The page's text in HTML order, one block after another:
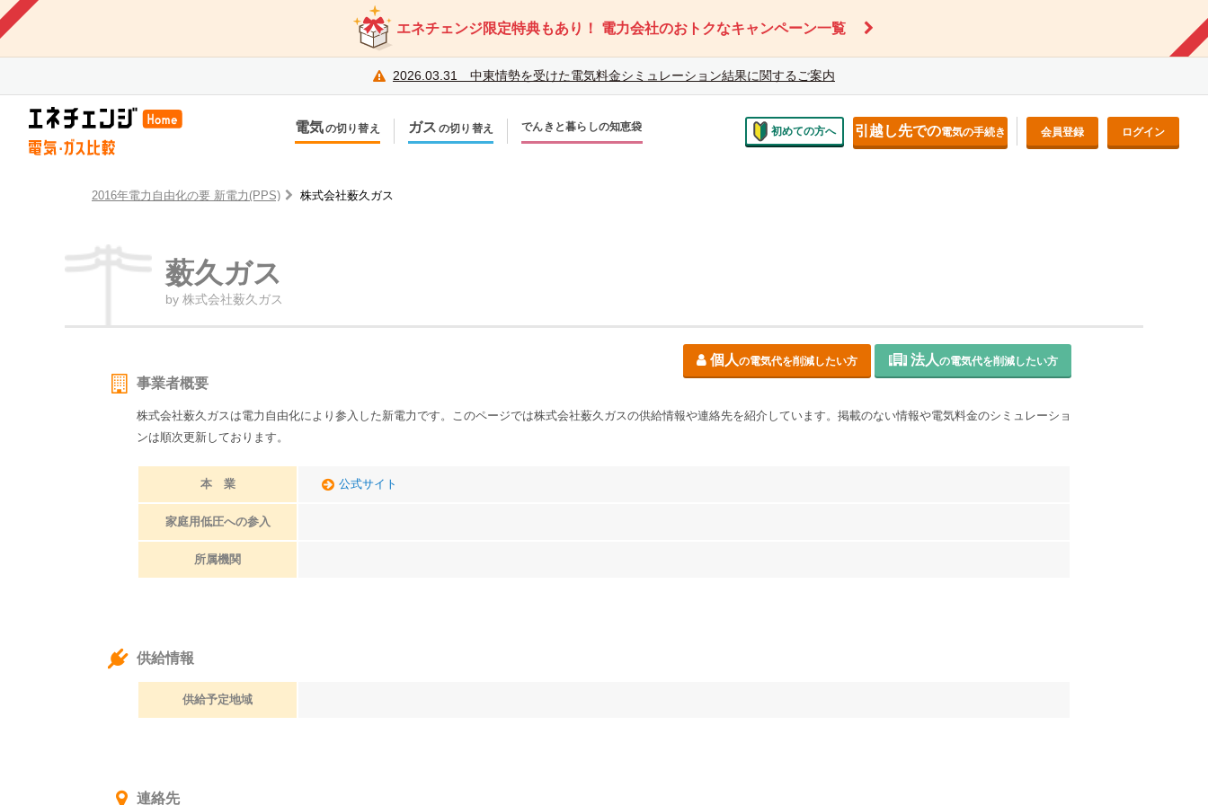
エネチェンジ限定特典もあり！ 電力会社のおトクなキャンペーン一覧
2026.03.31 中東情勢を受けた電気料金シミュレーション結果に関するご案内
電気の切り替え ガス の切り替え でんきと暮らしの知恵袋 初めての方へ 引越し先での電気の手続き 会員登録 ログイン
2016年電力自由化の要 新電力(PPS) 株式会社薮久ガス
薮久ガス
by 株式会社薮久ガス
個人の電気代を削減したい方 法人の電気代を削減したい方
事業者概要
株式会社薮久ガスは電力自由化により参入した新電力です。このページでは株式会社薮久ガスの供給情報や連絡先を紹介しています。掲載のない情報や電気料金のシミュレーショ
ンは順次更新しております。
本 業 公式サイト
家庭用低圧への参入
所属機関
供給情報
供給予定地域
連絡先